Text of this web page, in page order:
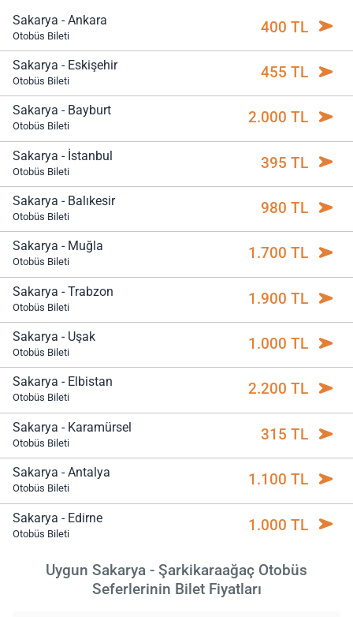
Sakarya - Ankara
Otobüs Bileti 400 TL
Sakarya - Eskişehir
Otobüs Bileti 455 TL
Sakarya - Bayburt
Otobüs Bileti 2.000 TL
Sakarya - İstanbul
Otobüs Bileti 395 TL
Sakarya - Balıkesir
Otobüs Bileti 980 TL
Sakarya - Muğla
Otobüs Bileti 1.700 TL
Sakarya - Trabzon
Otobüs Bileti 1.900 TL
Sakarya - Uşak
Otobüs Bileti 1.000 TL
Sakarya - Elbistan
Otobüs Bileti 2.200 TL
Sakarya - Karamürsel
Otobüs Bileti 315 TL
Sakarya - Antalya
Otobüs Bileti 1.100 TL
Sakarya - Edirne
Otobüs Bileti 1.000 TL
Uygun Sakarya - Şarkikaraağaç Otobüs
Seferlerinin Bilet Fiyatları